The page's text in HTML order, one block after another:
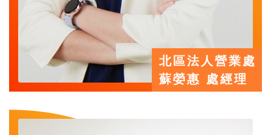
北區法人營業處
蘇嫈惠 處經理